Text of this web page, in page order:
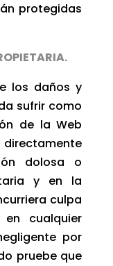
protegidas
los daños y
sufrir como
de la Web
dolosa o
y en la
culpa
cualquier
por
pruebe que